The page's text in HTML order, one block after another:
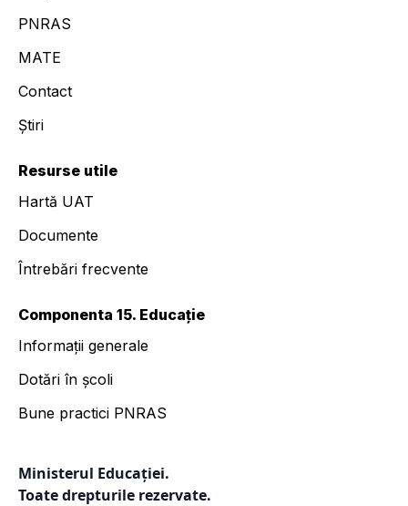
PNRAS
MATE
Contact
Știri
Resurse utile
Hartă UAT
Documente
Întrebări frecvente
Componenta 15. Educație
Informații generale
Dotări în școli
Bune practici PNRAS
Ministerul Educației.
Toate drepturile rezervate.